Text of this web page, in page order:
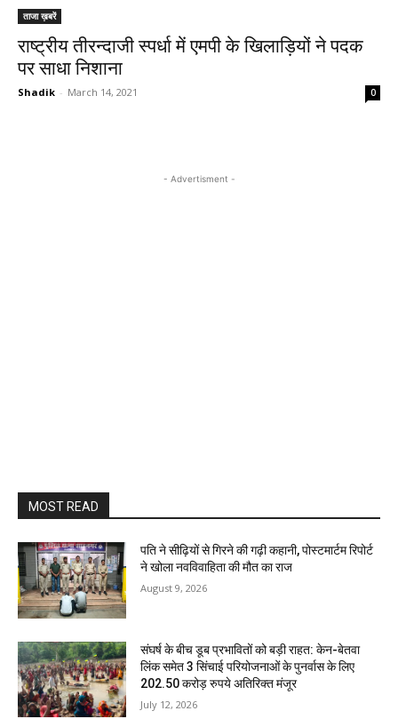
ताजा ख़बरें
राष्ट्रीय तीरन्दाजी स्पर्धा में एमपी के खिलाड़ियों ने पदक
पर साधा निशाना
Shadik - March 14, 2021 0
- Advertisment -
MOST READ
पति ने सीढ़ियों से गिरने की गढ़ी कहानी, पोस्टमार्टम रिपोर्ट
ने खोला नवविवाहिता की मौत का राज
August 9, 2026
संघर्ष के बीच डूब प्रभावितों को बड़ी राहत: केन-बेतवा
लिंक समेत 3 सिंचाई परियोजनाओं के पुनर्वास के लिए
202.50 करोड़ रुपये अतिरिक्त मंजूर
July 12, 2026